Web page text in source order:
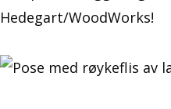
Hedegart/WoodWorks!